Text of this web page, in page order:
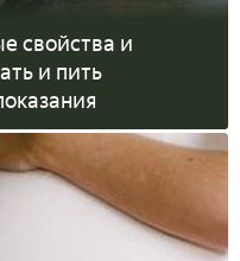
свойства и
и пить